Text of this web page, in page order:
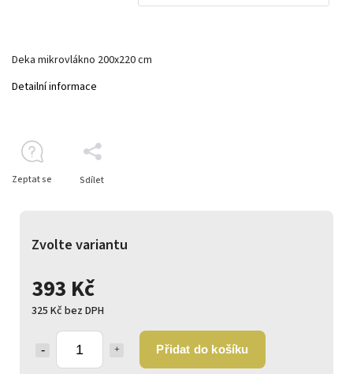
393 Kč
325 Kč bez DPH
Přidat do košíku
Zvolte variantu
Deka mikrovlákno 200x220 cm
Detailní informace
Zeptat se Sdílet